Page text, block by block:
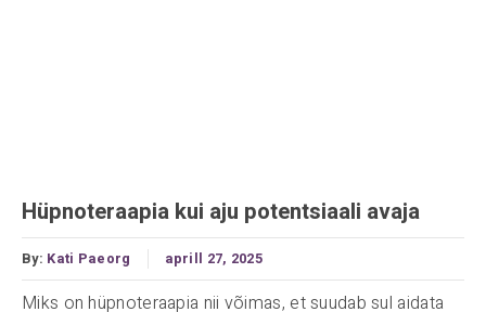
Hüpnoteraapia kui aju potentsiaali avaja
By: Kati Paeorg aprill 27, 2025
Miks on hüpnoteraapia nii võimas, et suudab sul aidata